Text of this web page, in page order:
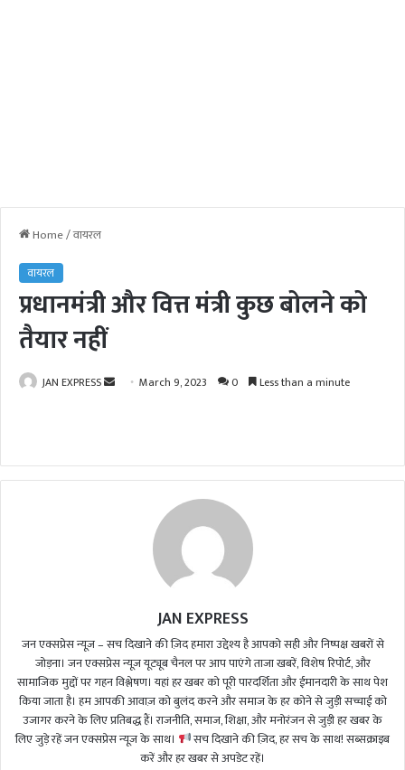
Home/वायरल
वायरल
प्रधानमंत्री और वित्त मंत्री कुछ बोलने को
तैयार नहीं
JAN EXPRESS
a
March 9, 2023 0 Less than a minute
JAN EXPRESS
जन एक्सप्रेस न्यूज़ – सच दिखाने की ज़िद हमारा उद्देश्य है आपको सही और निष्पक्ष खबरों से
जोड़ना। जन एक्सप्रेस न्यूज़ यूट्यूब चैनल पर आप पाएंगे ताजा खबरें, विशेष रिपोर्ट, और
सामाजिक मुद्दों पर गहन विश्लेषण। यहां हर खबर को पूरी पारदर्शिता और ईमानदारी के साथ पेश
किया जाता है। हम आपकी आवाज़ को बुलंद करने और समाज के हर कोने से जुड़ी सच्चाई को
उजागर करने के लिए प्रतिबद्ध हैं। राजनीति, समाज, शिक्षा, और मनोरंजन से जुड़ी हर खबर के
लिए जुड़े रहें जन एक्सप्रेस न्यूज़ के साथ।
सच दिखाने की ज़िद, हर सच के साथ! सब्सक्राइब
करें और हर खबर से अपडेट रहें।